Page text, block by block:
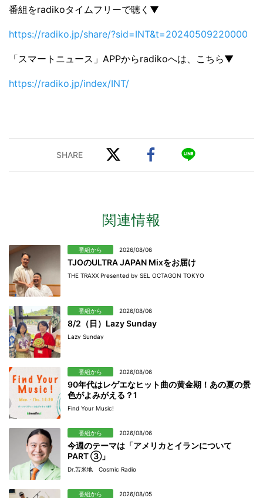
番組をradikoタイムフリーで聴く▼
https://radiko.jp/share/?sid=INT&t=20240509220000
「スマートニュース」APPからradikoへは、こちら▼
https://radiko.jp/index/INT/
関連情報
番組から 2026/08/06
TJOのULTRA JAPAN Mixをお届け
THE TRAXX Presented by SEL OCTAGON TOKYO
番組から 2026/08/06
8/2（日）Lazy Sunday
Lazy Sunday
番組から 2026/08/06
90年代はレゲエなヒット曲の黄金期！あの夏の景
色がよみがえる？1
Find Your Music!
番組から 2026/08/06
今週のテーマは「アメリカとイランについて
PART ③」
Dr.苫米地 Cosmic Radio
番組から 2026/08/05